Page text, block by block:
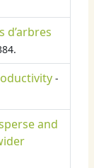
d’arbres
-
and